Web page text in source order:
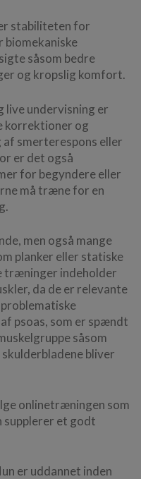
stabiliteten for
biomekaniske
såsom bedre
og kropslig komfort.
undervisning er
korrektioner og
smerterespons eller
er det også
for begyndere eller
må træne for en
men også mange
planker eller statiske
træninger indeholder
da de er relevante
psoas, som er spændt
såsom
bliver
onlinetræningen som
supplerer et godt
er uddannet inden